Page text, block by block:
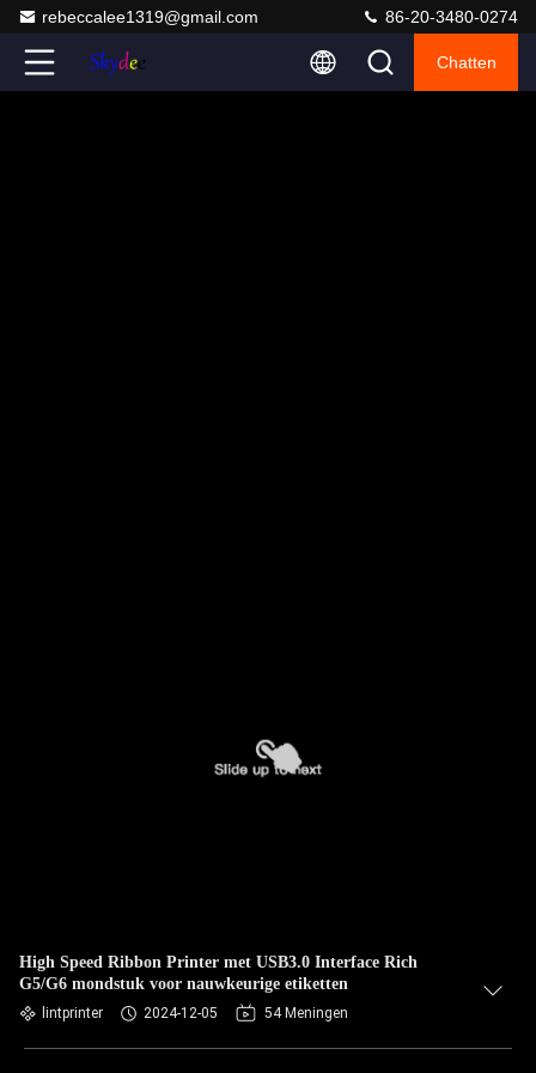
rebeccalee1319@gmail.com 86-20-3480-0274
Chatten
High Speed Ribbon Printer met USB3.0 Interface Rich
G5/G6 mondstuk voor nauwkeurige etiketten
lintprinter 2024-12-05 54 Meningen